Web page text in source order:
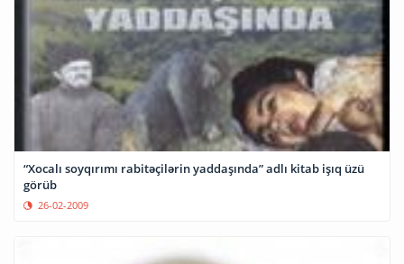
“Xocalı soyqırımı rabitəçilərin yaddaşında” adlı kitab işıq üzü
görüb
26-02-2009